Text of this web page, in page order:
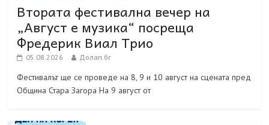
Втората фестивална вечер на
„Август е музика“ посреща
Фредерик Виал Трио
05.08.2026 Долап.бг
Фестивалът ще се проведе на 8, 9 и 10 август на сцената пред
Община Стара Загора На 9 август от